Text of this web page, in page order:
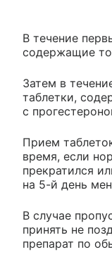
В течение
содержащие
Затем в
таблетки,
с
Прием
время, если
прекратился
на 5-й день
В случае
принять не
препарат по